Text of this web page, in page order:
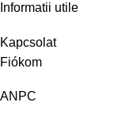
Informatii utile
Kapcsolat
Fiókom
ANPC